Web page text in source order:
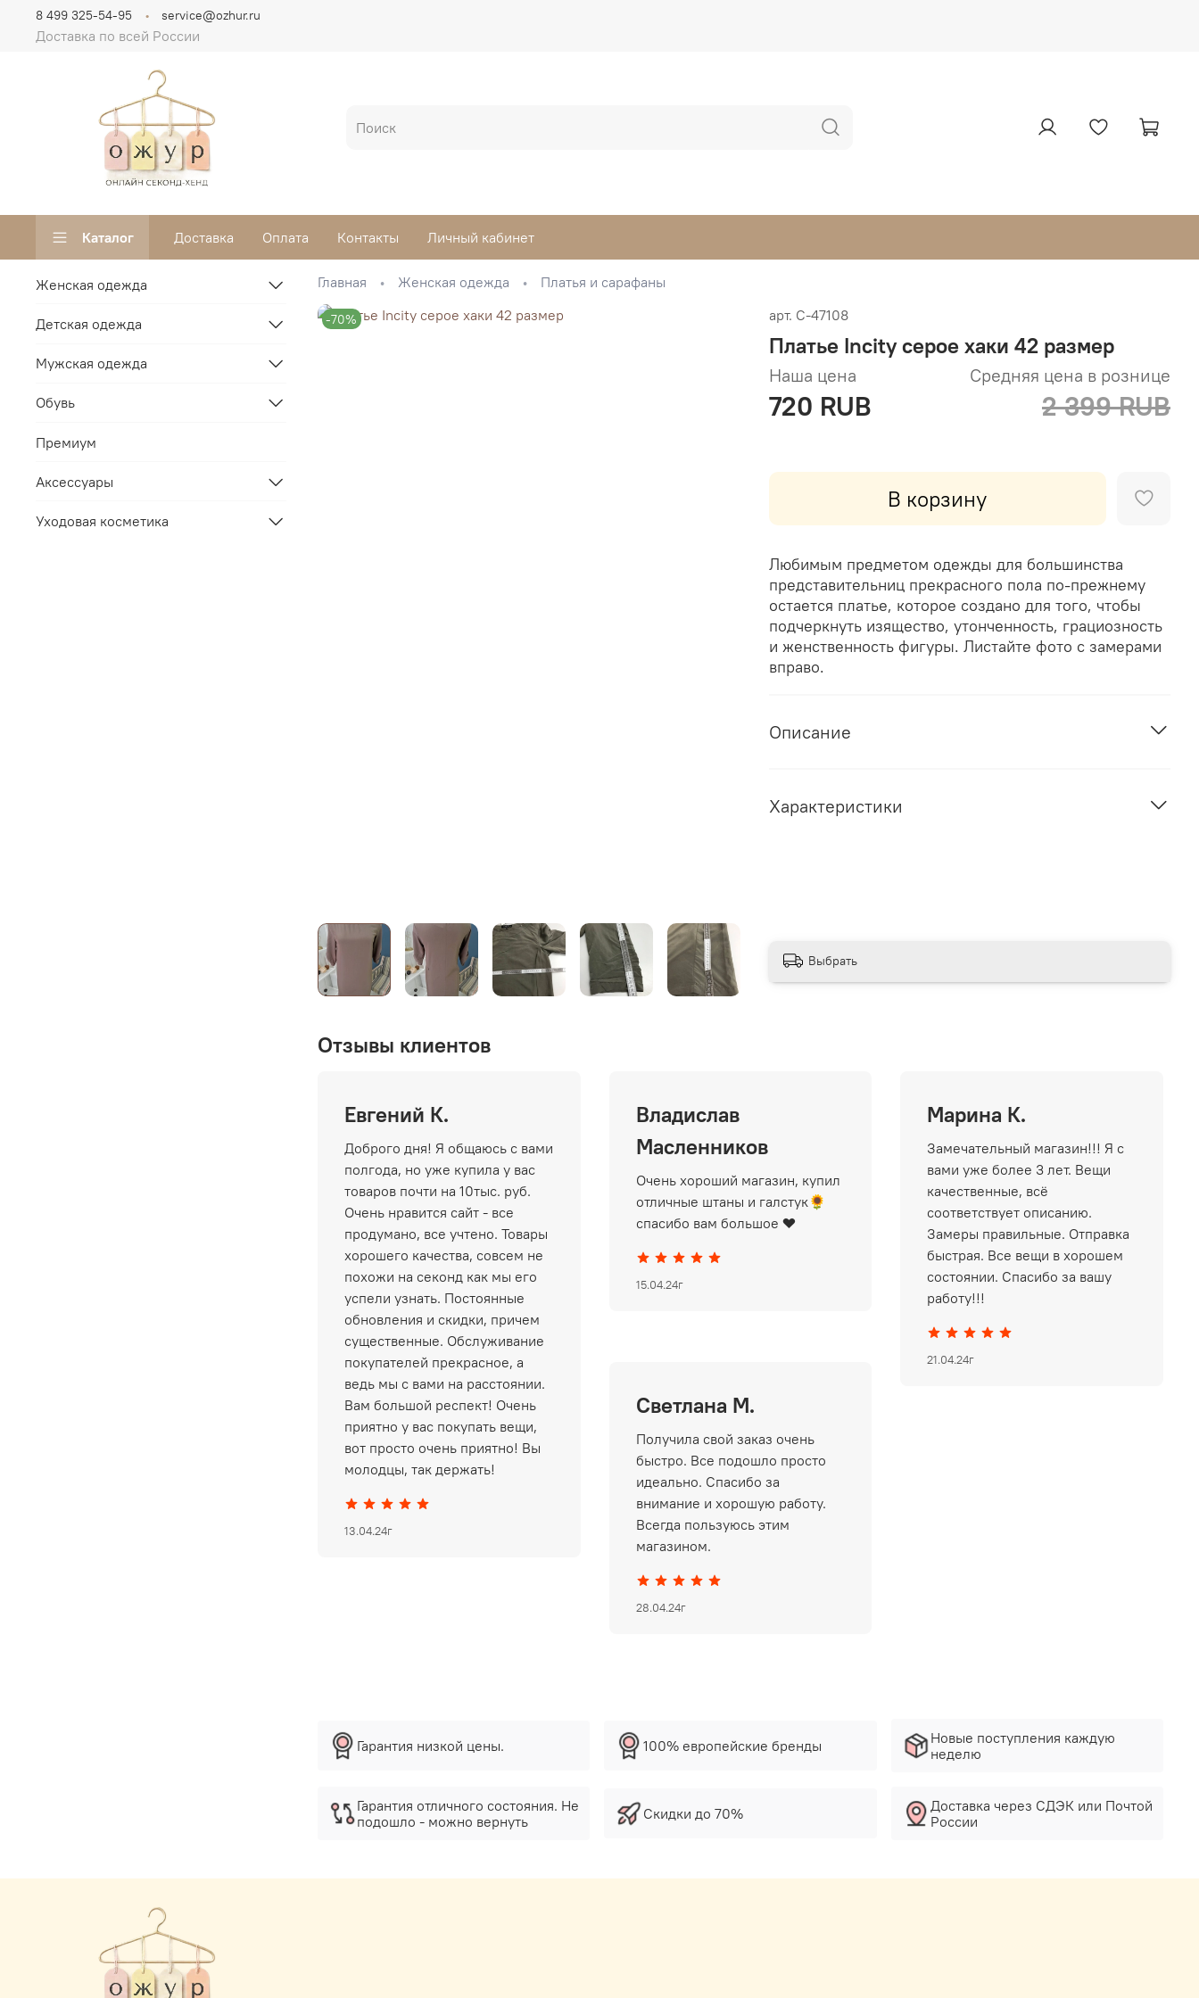
Доставка по всей России
8 499 325-54-95 service@ozhur.ru
Каталог Доставка Оплата Контакты Личный кабинет
Главная Женская одежда Платья и сарафаны
-70% арт. С-47108
Платье Incity серое хаки 42 размер
Наша цена
720 RUB
Средняя цена в рознице
2 399 RUB
В корзину
Любимым предметом одежды для большинства
представительниц прекрасного пола по-прежнему
остается платье, которое создано для того, чтобы
подчеркнуть изящество, утонченность, грациозность
и женственность фигуры. Листайте фото с замерами
вправо.
Описание
Характеристики
Выбрать
Отзывы клиентов
Евгений К.
Доброго дня! Я общаюсь с вами
полгода, но уже купила у вас
товаров почти на 10тыс. руб.
Очень нравится сайт - все
продумано, все учтено. Товары
хорошего качества, совсем не
похожи на секонд как мы его
успели узнать. Постоянные
обновления и скидки, причем
существенные. Обслуживание
покупателей прекрасное, а
ведь мы с вами на расстоянии.
Вам большой респект! Очень
приятно у вас покупать вещи,
вот просто очень приятно! Вы
молодцы, так держать!
13.04.24г
Владислав
Масленников
Очень хороший магазин, купил
отличные штаны и галстук🌻
спасибо вам большое ❤️
15.04.24г
Марина К.
Замечательный магазин!!! Я с
вами уже более 3 лет. Вещи
качественные, всё
соответствует описанию.
Замеры правильные. Отправка
быстрая. Все вещи в хорошем
состоянии. Спасибо за вашу
работу!!!
21.04.24г
Светлана М.
Получила свой заказ очень
быстро. Все подошло просто
идеально. Спасибо за
внимание и хорошую работу.
Всегда пользуюсь этим
магазином.
28.04.24г
Гарантия низкой цены.
Гарантия отличного состояния. Не
подошло - можно вернуть
100% европейские бренды
Скидки до 70%
Новые поступления каждую
неделю
Доставка через СДЭК или Почтой
России
Женская одежда
Детская одежда
Мужская одежда
Обувь
Премиум
Аксессуары
Уходовая косметика